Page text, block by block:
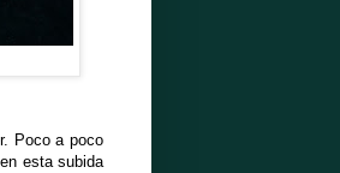
Poco a poco
esta subida